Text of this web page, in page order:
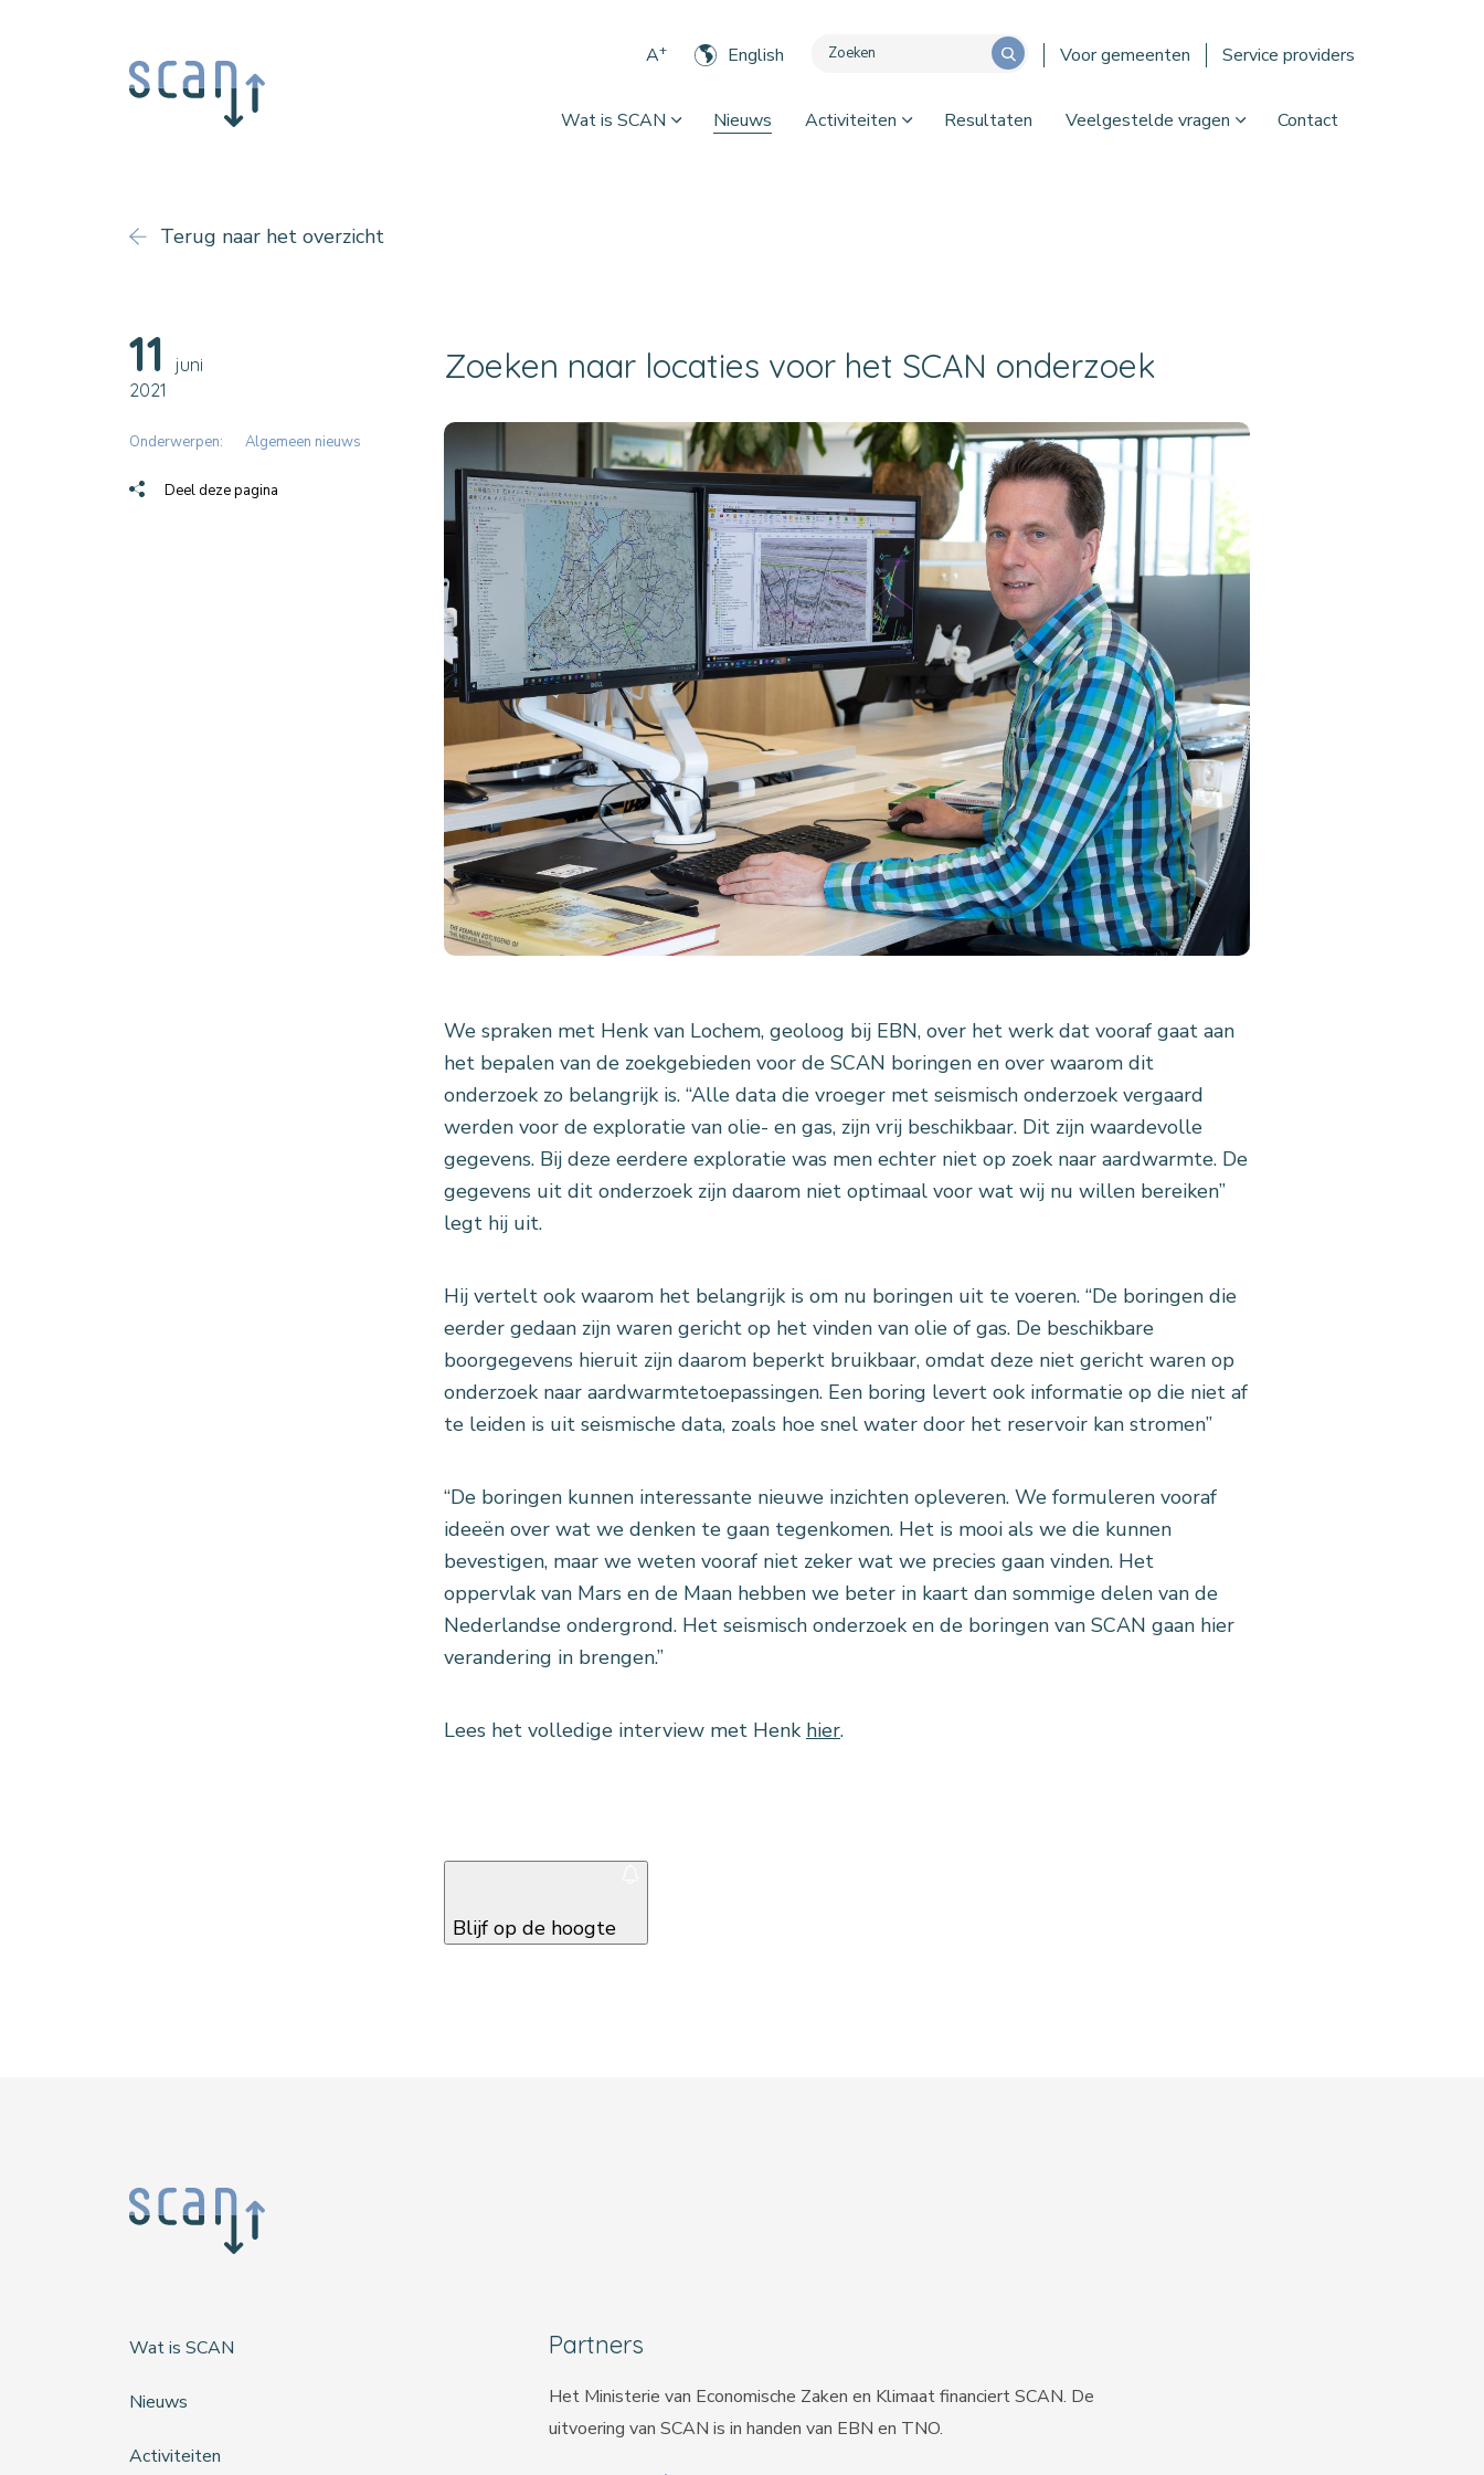
A+ English Voor gemeenten Service providers
Wat is SCAN Nieuws Activiteiten Resultaten Veelgestelde vragen Contact
Terug naar het overzicht
11
juni
2021
Onderwerpen: Algemeen nieuws
Deel deze pagina
Zoeken naar locaties voor het SCAN onderzoek
We spraken met Henk van Lochem, geoloog bij EBN, over het werk dat vooraf gaat aan
het bepalen van de zoekgebieden voor de SCAN boringen en over waarom dit
onderzoek zo belangrijk is. “Alle data die vroeger met seismisch onderzoek vergaard
werden voor de exploratie van olie- en gas, zijn vrij beschikbaar. Dit zijn waardevolle
gegevens. Bij deze eerdere exploratie was men echter niet op zoek naar aardwarmte. De
gegevens uit dit onderzoek zijn daarom niet optimaal voor wat wij nu willen bereiken”
legt hij uit.
Hij vertelt ook waarom het belangrijk is om nu boringen uit te voeren. “De boringen die
eerder gedaan zijn waren gericht op het vinden van olie of gas. De beschikbare
boorgegevens hieruit zijn daarom beperkt bruikbaar, omdat deze niet gericht waren op
onderzoek naar aardwarmtetoepassingen. Een boring levert ook informatie op die niet af
te leiden is uit seismische data, zoals hoe snel water door het reservoir kan stromen”
“De boringen kunnen interessante nieuwe inzichten opleveren. We formuleren vooraf
ideeën over wat we denken te gaan tegenkomen. Het is mooi als we die kunnen
bevestigen, maar we weten vooraf niet zeker wat we precies gaan vinden. Het
oppervlak van Mars en de Maan hebben we beter in kaart dan sommige delen van de
Nederlandse ondergrond. Het seismisch onderzoek en de boringen van SCAN gaan hier
verandering in brengen.”
Lees het volledige interview met Henk hier.
Blijf op de hoogte
Wat is SCAN
Nieuws
Activiteiten
Partners
Het Ministerie van Economische Zaken en Klimaat financiert SCAN. De
uitvoering van SCAN is in handen van EBN en TNO.